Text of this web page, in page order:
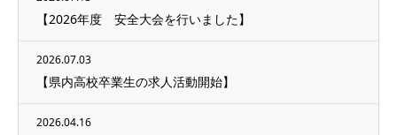
【2026年度 安全大会を行いました】
2026.07.03
【県内高校卒業生の求人活動開始】
2026.04.16